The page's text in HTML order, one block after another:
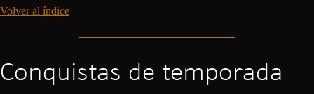
Volver al índice
Conquistas de temporada